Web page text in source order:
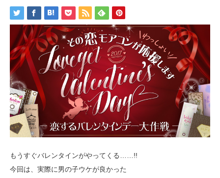
もうすぐバレンタインがやってくる……!!
今回は、実際に男の子ウケが良かった